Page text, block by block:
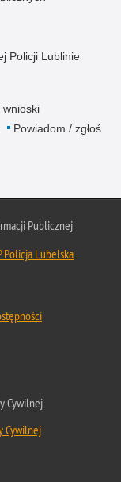
Policji Lublinie
wnioski
Powiadom / zgłoś
Publicznej
Policja Lubelska
Cywilnej
Cywilnej